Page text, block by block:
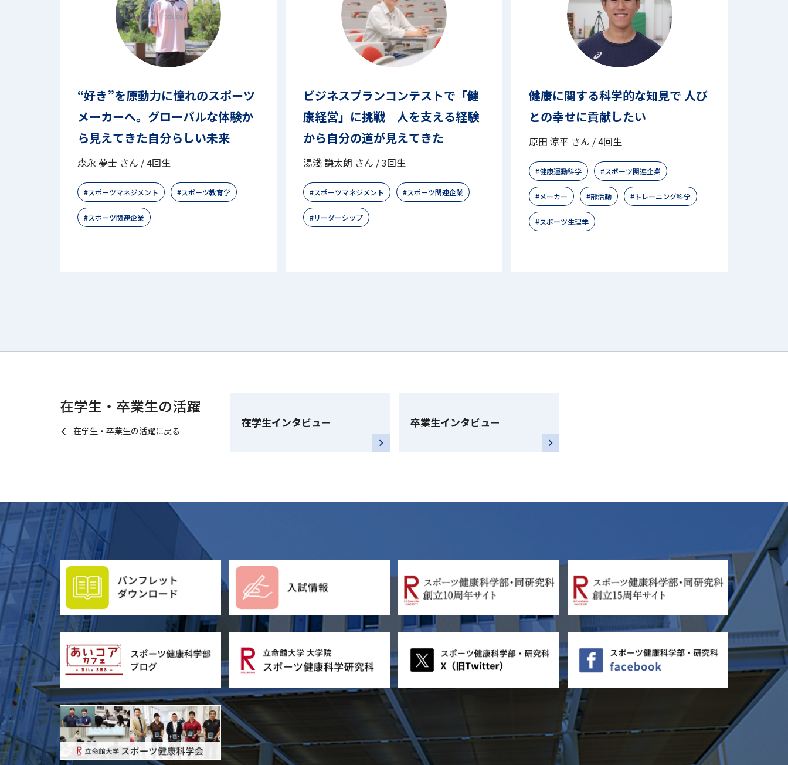
“好き”を原動力に憧れのスポーツ
メーカーへ。グローバルな体験か
ら見えてきた自分らしい未来
森永 夢士 さん / 4回生
スポーツマネジメント スポーツ教育学
スポーツ関連企業
ビジネスプランコンテストで「健
康経営」に挑戦 人を支える経験
から自分の道が見えてきた
湯淺 謙太朗 さん / 3回生
スポーツマネジメント スポーツ関連企業
リーダーシップ
健康に関する科学的な知見で 人び
との幸せに貢献したい
原田 涼平 さん / 4回生
健康運動科学 スポーツ関連企業
メーカー 部活動 トレーニング科学
スポーツ生理学
在学生・卒業生の活躍
在学生・卒業生の活躍に戻る
在学生インタビュー 卒業生インタビュー